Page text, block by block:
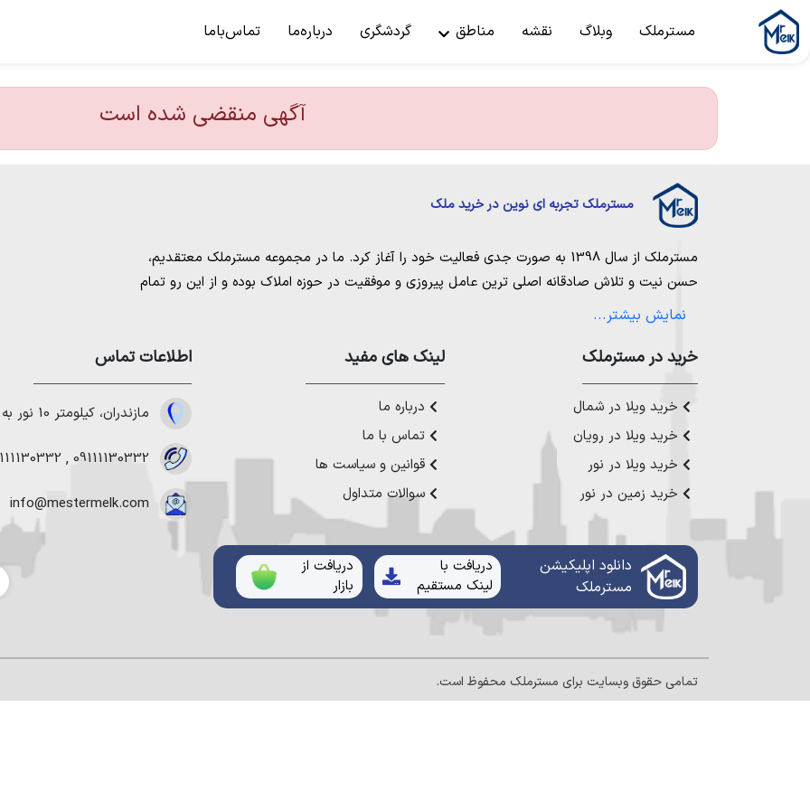
مسترملک وبلاگ نقشه مناطق گردشگری درباره‌ما تماس‌باما
آگهی منقضی شده است
مسترملک تجربه ای نوین در خرید ملک
مسترملک از سال 1398 به صورت جدی فعالیت خود را آغاز کرد. ما در مجموعه مسترملک معتقدیم،
حسن نیت و تلاش صادقانه اصلی ترین عامل پیروزی و موفقیت در حوزه املاک بوده و از این رو تمام
مساعی خویش را به کار میگیریم تا بتوانیم با صداقت کامل بهترین ها را برای مشتریانمان به ارمغان
ملک در شمال،خرید زمین در نور خرید زمین در چمستان،خرید زمین در نوشهر
خرید زمین در
رویان،خرید زمین در محمودآباد خرید ویلا در شمال،خرید ویلا در نور
خرید ویلا در
چمستان ،خرید ویلا در نوشهر خرید ویلا در محمودآبادو
میتوانیم به هموطنان
عزیز خدمت کنیم.
نمایش بیشتر...
خرید در مستر‌ملک
خرید ویلا در شمال
خرید ویلا در رویان
خرید ویلا در نور
خرید زمین در نور
لینک های مفید
درباره ما
تماس با ما
قوانین و سیاست ها
سوالات متداول
اطلاعات تماس
مازندران، کیلومتر 10 نور به چمستان
09111130332
,
info@mestermelk.com
دانلود اپلیکیشن
مستر‌ملک
دریافت با
لینک مستقیم
دریافت از
بازار
تمامی حقوق وبسایت برای مسترملک محفوظ است.